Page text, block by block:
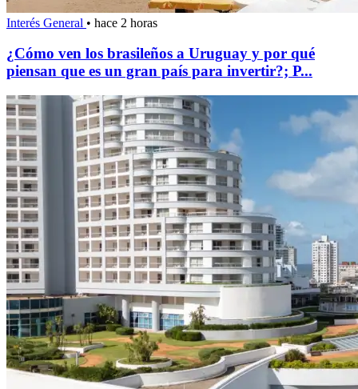
Interés General • hace 2 horas
¿Cómo ven los brasileños a Uruguay y por qué
piensan que es un gran país para invertir?; P...